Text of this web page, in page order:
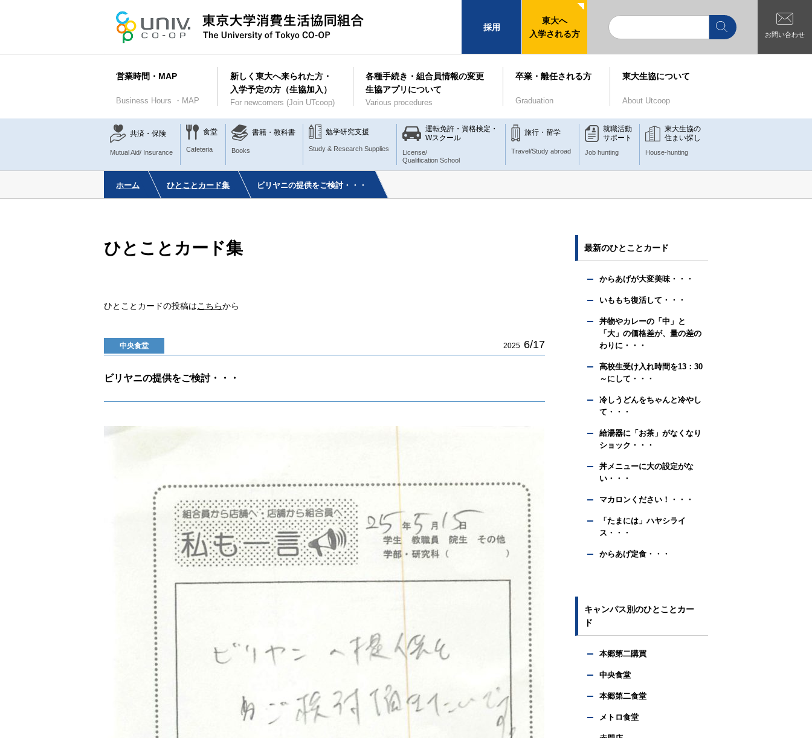
採用
東大へ
入学される方
お問い合わせ
営業時間・MAP
Business Hours ・MAP
新しく東大へ来られた方・
入学予定の方（生協加入）
For newcomers (Join UTcoop)
各種手続き・組合員情報の変更
生協アプリについて
Various procedures
卒業・離任される方
Graduation
東大生協について
About Utcoop
共済・保険
Mutual Aid/ Insurance
食堂
Cafeteria
書籍・教科書
Books
勉学研究支援
Study & Research Supplies
運転免許・資格検定・
Wスクール
License/
Qualification School
旅行・留学
Travel/Study abroad
就職活動
サポート
Job hunting
東大生協の
住まい探し
House-hunting
ホーム ひとことカード集 ビリヤニの提供をご検討・・・
ひとことカード集
ひとことカードの投稿はこちらから
中央食堂 2025 6/17
ビリヤニの提供をご検討・・・
最新のひとことカード
からあげが大変美味・・・
いももち復活して・・・
丼物やカレーの「中」と
「大」の価格差が、量の差の
わりに・・・
高校生受け入れ時間を13：30
～にして・・・
冷しうどんをちゃんと冷やし
て・・・
給湯器に「お茶」がなくなり
ショック・・・
丼メニューに大の設定がな
い・・・
マカロンください！・・・
「たまには」ハヤシライ
ス・・・
からあげ定食・・・
キャンパス別のひとことカー
ド
本郷第二購買
中央食堂
本郷第二食堂
メトロ食堂